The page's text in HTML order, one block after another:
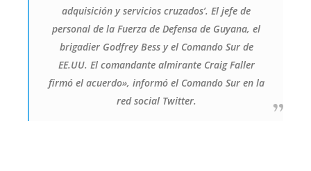
adquisición y servicios cruzados’. El jefe de
personal de la Fuerza de Defensa de Guyana, el
brigadier Godfrey Bess y el Comando Sur de
EE.UU. El comandante almirante Craig Faller
firmó el acuerdo», informó el Comando Sur en la
red social Twitter.